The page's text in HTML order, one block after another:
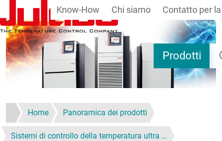
Salta al contenuto principale
Prodotti
Know-How Chi siamo Contatto per
Home Panoramica dei prodotti
Sistemi di controllo della temperatura ultra …